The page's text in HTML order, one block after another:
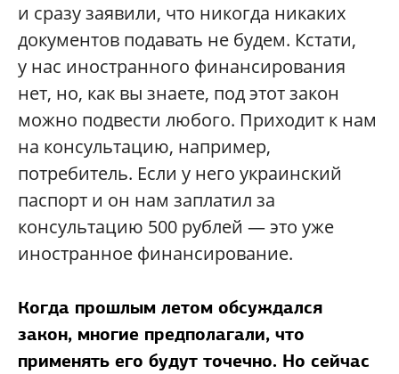
и сразу заявили, что никогда никаких
документов подавать не будем. Кстати,
у нас иностранного финансирования
нет, но, как вы знаете, под этот закон
можно подвести любого. Приходит к нам
на консультацию, например,
потребитель. Если у него украинский
паспорт и он нам заплатил за
консультацию 500 рублей — это уже
иностранное финансирование.
Когда прошлым летом обсуждался
закон, многие предполагали, что
применять его будут точечно. Но сейчас